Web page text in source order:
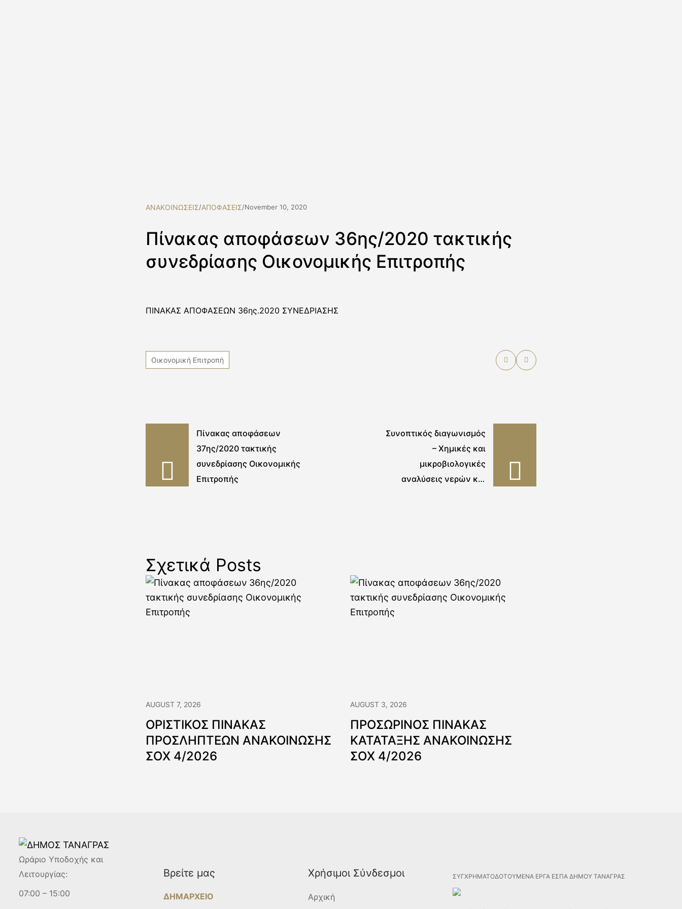
ΑΝΑΚΟΙΝΩΣΕΙΣ/ΑΠΟΦΑΣΕΙΣ/November 10, 2020
Πίνακας αποφάσεων 36ης/2020 τακτικής
συνεδρίασης Οικονομικής Επιτροπής
ΠΙΝΑΚΑΣ ΑΠΟΦΑΣΕΩΝ 36ης.2020 ΣΥΝΕΔΡΙΑΣΗΣ
Οικονομική Επιτροπή
Πίνακας αποφάσεων
37ης/2020 τακτικής
συνεδρίασης Οικονομικής
Επιτροπής
Συνοπτικός διαγωνισμός
– Χημικές και
μικροβιολογικές
αναλύσεις νερών και
Σχετικά Posts
AUGUST 7, 2026
ΟΡΙΣΤΙΚΟΣ ΠΙΝΑΚΑΣ
ΠΡΟΣΛΗΠΤΕΩΝ ΑΝΑΚΟΙΝΩΣΗΣ
ΣΟΧ 4/2026
AUGUST 3, 2026
ΠΡΟΣΩΡΙΝΟΣ ΠΙΝΑΚΑΣ
ΚΑΤΑΤΑΞΗΣ ΑΝΑΚΟΙΝΩΣΗΣ
ΣΟΧ 4/2026
Ωράριο Υποδοχής και
Λειτουργίας:
07:00 – 15:00
Βρείτε μας
ΔΗΜΑΡΧΕΙΟ
Χρήσιμοι Σύνδεσμοι
Αρχική
ΣΥΓΧΡΗΜΑΤΟΔΟΤΟΥΜΕΝΑ ΕΡΓΑ ΕΣΠΑ ΔΗΜΟΥ ΤΑΝΑΓΡΑΣ